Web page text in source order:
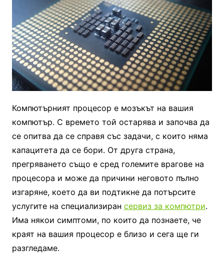
Компютърният процесор е мозъкът на вашия
компютър. С времето той остарява и започва да
се опитва да се справя със задачи, с които няма
капацитета да се бори. От друга страна,
прегряването също е сред големите врагове на
процесора и може да причини неговото пълно
изгаряне, което да ви подтикне да потърсите
услугите на специализиран сервиз за компютри.
Има някои симптоми, по които да познаете, че
краят на вашия процесор е близо и сега ще ги
разгледаме.